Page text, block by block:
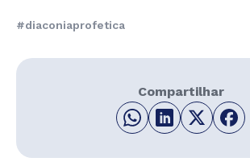
#diaconiaprofetica
Compartilhar